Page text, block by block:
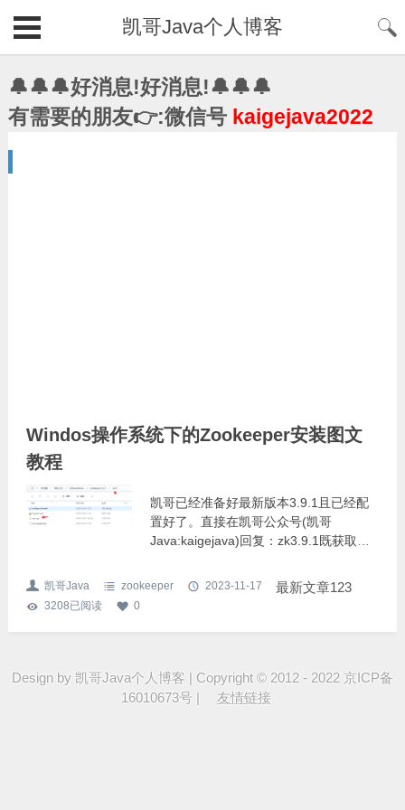
凯哥Java个人博客
🔔🔔🔔好消息!好消息!🔔🔔🔔
有需要的朋友👉:微信号 kaigejava2022
Windos操作系统下的Zookeeper安装图文
教程
凯哥已经准备好最新版本3.9.1且已经配
置好了。直接在凯哥公众号(凯哥
Java:kaigejava)回复：zk3.9.1既获取到
需要修改一下配置。将解压包解压后，找
到conf文件，里面有个zoo.cfg配置文
了。如下图：如果不想配置环境变
最新文章123
凯哥Java zookeeper
2023-11-17
3208已阅读 0
Design by 凯哥Java个人博客 | Copyright © 2012 - 2022 京ICP备
16010673号 | 友情链接